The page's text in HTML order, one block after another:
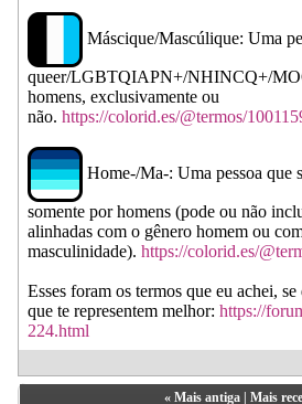
Máscique/Mascúlique: Uma
queer/LGBTQIAPN+/NHINCQ+/
homens, exclusivamente ou
não. https://colorid.es/@termos/
Home-/Ma-: Uma pessoa que
somente por homens (pode ou não
alinhadas com o gênero homem ou
masculinidade). https://colorid.es/
Esses foram os termos que eu achei,
que te representem melhor: https://
224.html
« Mais antiga| Mais